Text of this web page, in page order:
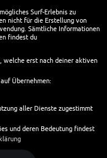
Surf-Erlebnis zu
nicht für die Erstellung von
Sämtliche Informationen
findest du
welche erst nach deiner aktiven
Übernehmen:
aller Dienste zugestimmt
und deren Bedeutung findest